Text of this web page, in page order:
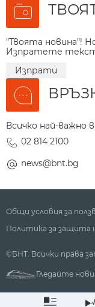
"Твоята новина"!
Изпратете
Изпрати
Всичко най-важно
02 814 2100
news@bnt.bg
Общи условия за
Политика за защита
©БНТ. Всички права
Гледайте